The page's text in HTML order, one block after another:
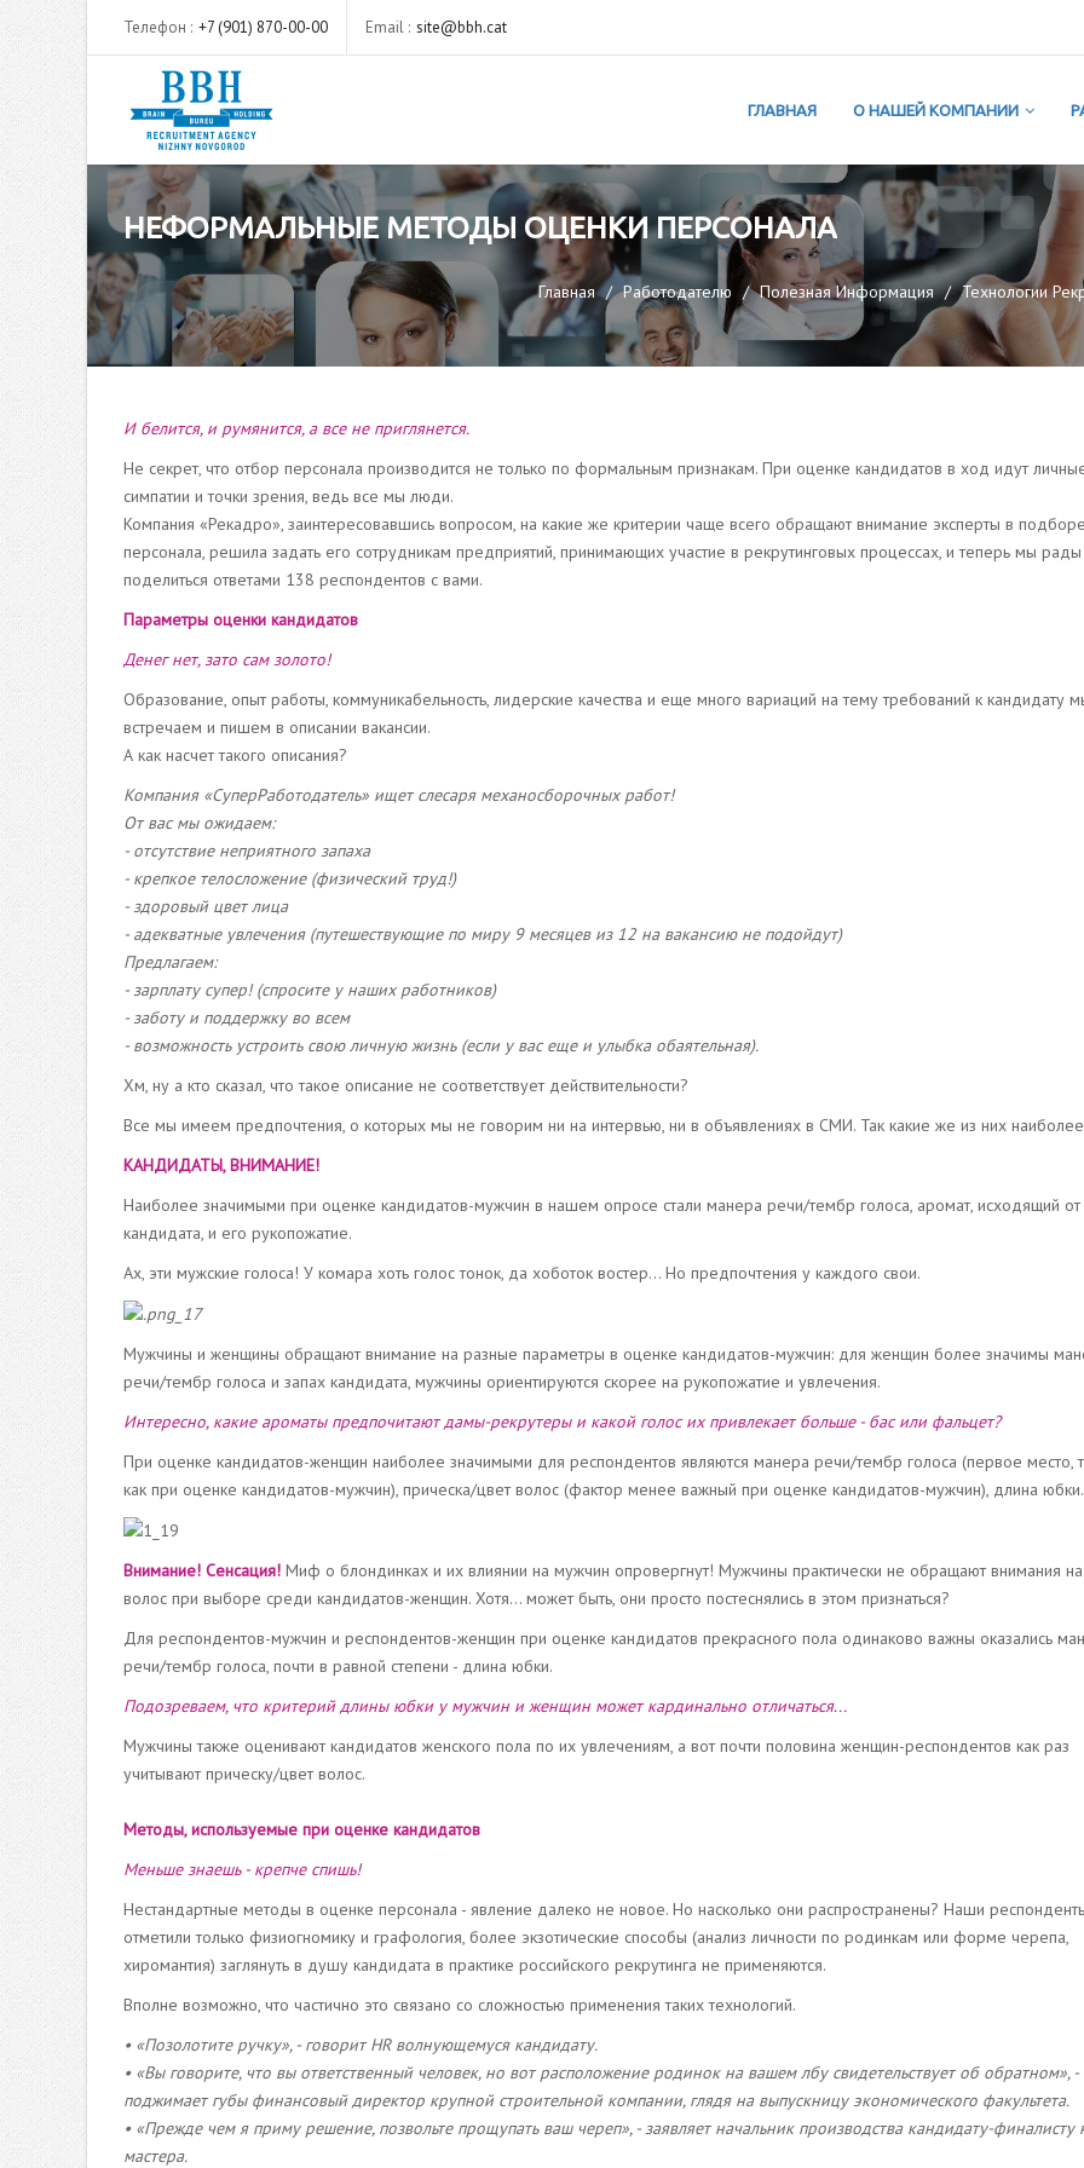
Телефон : +7 (901) 870-00-00 Email : site@bbh.cat
ГЛАВНАЯ О НАШЕЙ КОМПАНИИ
НЕФОРМАЛЬНЫЕ МЕТОДЫ ОЦЕНКИ ПЕРСОНАЛА
Главная Работодателю Полезная Информация Технологии
И белится, и румянится, а все не приглянется.
Не секрет, что отбор персонала производится не только по формальным признакам. При оценке кандидатов в ход идут
симпатии и точки зрения, ведь все мы люди.
Компания «Рекадро», заинтересовавшись вопросом, на какие же критерии чаще всего обращают внимание эксперты в
персонала, решила задать его сотрудникам предприятий, принимающих участие в рекрутинговых процессах, и теперь мы рады
поделиться ответами 138 респондентов с вами.
Параметры оценки кандидатов
Денег нет, зато сам золото!
Образование, опыт работы, коммуникабельность, лидерские качества и еще много вариаций на тему требований к кандидату
встречаем и пишем в описании вакансии.
А как насчет такого описания?
Компания «СуперРаботодатель» ищет слесаря механосборочных работ!
От вас мы ожидаем:
- отсутствие неприятного запаха
- крепкое телосложение (физический труд!)
- здоровый цвет лица
- адекватные увлечения (путешествующие по миру 9 месяцев из 12 на вакансию не подойдут)
Предлагаем:
- зарплату супер! (спросите у наших работников)
- заботу и поддержку во всем
- возможность устроить свою личную жизнь (если у вас еще и улыбка обаятельная).
Хм, ну а кто сказал, что такое описание не соответствует действительности?
Все мы имеем предпочтения, о которых мы не говорим ни на интервью, ни в объявлениях в СМИ. Так какие же из них
КАНДИДАТЫ, ВНИМАНИЕ!
Наиболее значимыми при оценке кандидатов-мужчин в нашем опросе стали манера речи/тембр голоса, аромат, исходящий от
кандидата, и его рукопожатие.
Ах, эти мужские голоса! У комара хоть голос тонок, да хоботок востер... Но предпочтения у каждого свои.
Мужчины и женщины обращают внимание на разные параметры в оценке кандидатов-мужчин: для женщин более значимы
речи/тембр голоса и запах кандидата, мужчины ориентируются скорее на рукопожатие и увлечения.
Интересно, какие ароматы предпочитают дамы-рекрутеры и какой голос их привлекает больше - бас или фальцет?
При оценке кандидатов-женщин наиболее значимыми для респондентов являются манера речи/тембр голоса (первое место,
как при оценке кандидатов-мужчин), прическа/цвет волос (фактор менее важный при оценке кандидатов-мужчин), длина юбки.
Внимание! Сенсация! Миф о блондинках и их влиянии на мужчин опровергнут! Мужчины практически не обращают внимания
волос при выборе среди кандидатов-женщин. Хотя... может быть, они просто постеснялись в этом признаться?
Для респондентов-мужчин и респондентов-женщин при оценке кандидатов прекрасного пола одинаково важны оказались
речи/тембр голоса, почти в равной степени - длина юбки.
Подозреваем, что критерий длины юбки у мужчин и женщин может кардинально отличаться...
Мужчины также оценивают кандидатов женского пола по их увлечениям, а вот почти половина женщин-респондентов как раз
учитывают прическу/цвет волос.
Методы, используемые при оценке кандидатов
Меньше знаешь - крепче спишь!
Нестандартные методы в оценке персонала - явление далеко не новое. Но насколько они распространены? Наши
отметили только физиогномику и графология, более экзотические способы (анализ личности по родинкам или форме черепа,
хиромантия) заглянуть в душу кандидата в практике российского рекрутинга не применяются.
Вполне возможно, что частично это связано со сложностью применения таких технологий.
• «Позолотите ручку», - говорит HR волнующемуся кандидату.
• «Вы говорите, что вы ответственный человек, но вот расположение родинок на вашем лбу свидетельствует об обратном», -
поджимает губы финансовый директор крупной строительной компании, глядя на выпускницу экономического факультета.
• «Прежде чем я приму решение, позвольте прощупать ваш череп», - заявляет начальник производства кандидату-финалисту
мастера.